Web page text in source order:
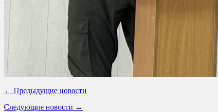
← Предыдущие новости
Следующие новости →